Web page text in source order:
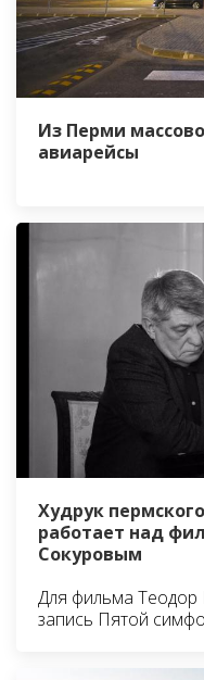
Из Перми
авиарейсы
Худрук
работает над
Сокуровым
Для фильма Теодор
запись Пятой